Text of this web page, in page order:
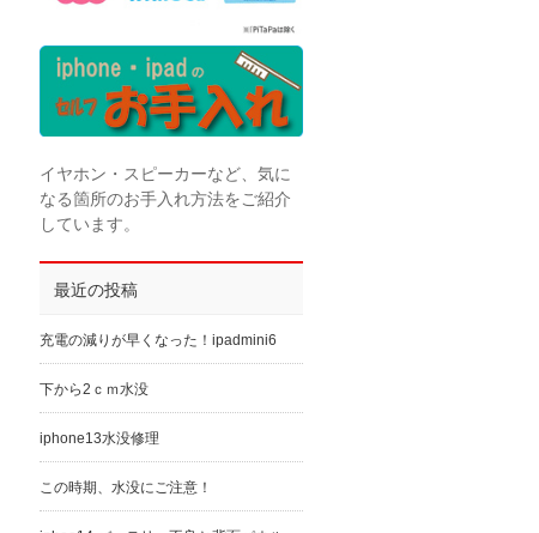
イヤホン・スピーカーなど、気に
なる箇所のお手入れ方法をご紹介
しています。
最近の投稿
充電の減りが早くなった！ipadmini6
下から2ｃｍ水没
iphone13水没修理
この時期、水没にご注意！